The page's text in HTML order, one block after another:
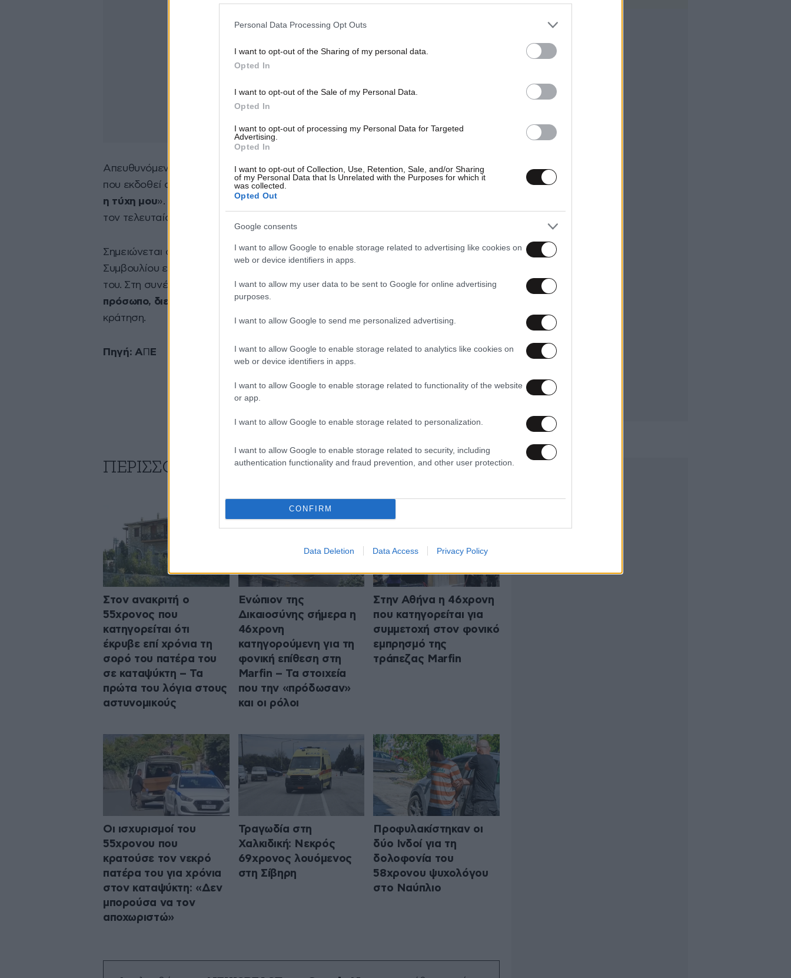
Personal Data Processing Opt Outs
I want to opt-out of the Sharing of my personal data.
Opted In
I want to opt-out of the Sale of my Personal Data.
Opted In
I want to opt-out of processing my Personal Data for Targeted
Advertising.
Opted In
I want to opt-out of Collection, Use, Retention, Sale, and/or Sharing
of my Personal Data that Is Unrelated with the Purposes for which it
was collected.
Opted Out
Google consents
I want to allow Google to enable storage related to advertising like cookies on
web or device identifiers in apps.
I want to allow my user data to be sent to Google for online advertising
purposes.
I want to allow Google to send me personalized advertising.
I want to allow Google to enable storage related to analytics like cookies on
web or device identifiers in apps.
I want to allow Google to enable storage related to functionality of the website
or app.
I want to allow Google to enable storage related to personalization.
I want to allow Google to enable storage related to security, including
authentication functionality and fraud prevention, and other user protection.
CONFIRM
Data Deletion Data Access Privacy Policy
Απευθυνόμενος στους δικαστές, εξέφρασε φόβους για τη ζωή του σε περίπτωση
που εκδοθεί στη Ρωσία, λέγοντας χαρακτηριστικά «
από σάς εξαρτάται η ζωή και
η τύχη μου». Κατά δήλωσή του, ο ίδιος διαθέτει και γερμανικό διαβατήριο, ενώ
τον τελευταίο καιρό ζει και εργάζεται στη Θεσσαλονίκη.
Σημειώνεται ότι είχε προηγηθεί ανάλογη γνωμοδότηση του ίδιου Δικαστικού
Συμβουλίου επί προγενέστερου αιτήματος των ρωσικών αρχών για την έκδοσή
του. Στη συνέχεια,
οι ρωσικές αρχές επανήλθαν με νέο αίτημα για το ίδιο
πρόσωπο, διευρύνοντας το κατηγορητήριο
κράτηση.
Πηγή: ΑΠ Ε
ΠΕΡΙΣΣΟΤΕΡΑ ΑΠΟ ΤΗΝ ΚΟΙΝΩΝΙΑ ΟΛΑ ΤΑ ΑΡΘΡΑ
Στον ανακριτή ο
55χρονος που
κατηγορείται ότι
έκρυβε επί χρόνια τη
σορό του πατέρα του
σε καταψύκτη – Τα
πρώτα του λόγια στους
αστυνομικούς
Ενώπιον της
Δικαιοσύνης σήμερα η
46χρονη
κατηγορούμενη για τη
φονική επίθεση στη
Marfin – Τα στοιχεία
που την «πρόδωσαν»
και οι ρόλοι
Στην Αθήνα η 46χρονη
που κατηγορείται για
συμμετοχή στον φονικό
εμπρησμό της
τράπεζας Marfin
Οι ισχυρισμοί του
55χρονου που
κρατούσε τον νεκρό
πατέρα του για χρόνια
στον καταψύκτη: «Δεν
μπορούσα να τον
αποχωριστώ»
Τραγωδία στη
Χαλκιδική: Νεκρός
69χρονος λουόμενος
στη Σίβηρη
Προφυλακίστηκαν οι
δύο Ινδοί για τη
δολοφονία του
58χρονου ψυχολόγου
στο Ναύπλιο